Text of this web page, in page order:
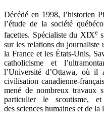
Décédé en 1998, l’historien
l’étude de la société
facettes. Spécialiste du XIXe
sur les relations du journaliste
la France et les États-Unis,
catholicisme et
l’Université d’Ottawa, où il
civilisation canadienne-
mené de nombreux travaux
particulier le scoutisme, et
des sciences humaines et de la